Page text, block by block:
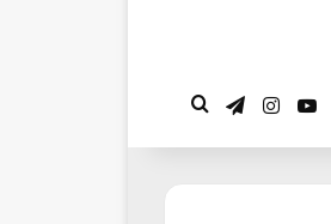
لينكدإن‫YouTubeانستقرام
تيلقرام